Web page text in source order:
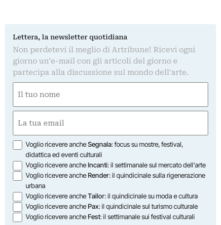
Lettera, la newsletter quotidiana
Non perdetevi il meglio di Artribune! Ricevi ogni
giorno un'e-mail con gli articoli del giorno e
partecipa alla discussione sul mondo dell'arte.
(Obbligatorio)
Nome
(Obbligatorio)
Opzioni
Voglio ricevere ancheSegnala: focus su mostre, festival,
didattica ed eventi culturali
Voglio ricevere ancheIncanti: il settimanale sul mercato dell'arte
Voglio ricevere ancheRender: il quindicinale sulla rigenerazione
urbana
Voglio ricevere ancheTailor: il quindicinale su moda e cultura
Voglio ricevere anchePax: il quindicinale sul turismo culturale
Voglio ricevere ancheFest: il settimanale sui festival culturali